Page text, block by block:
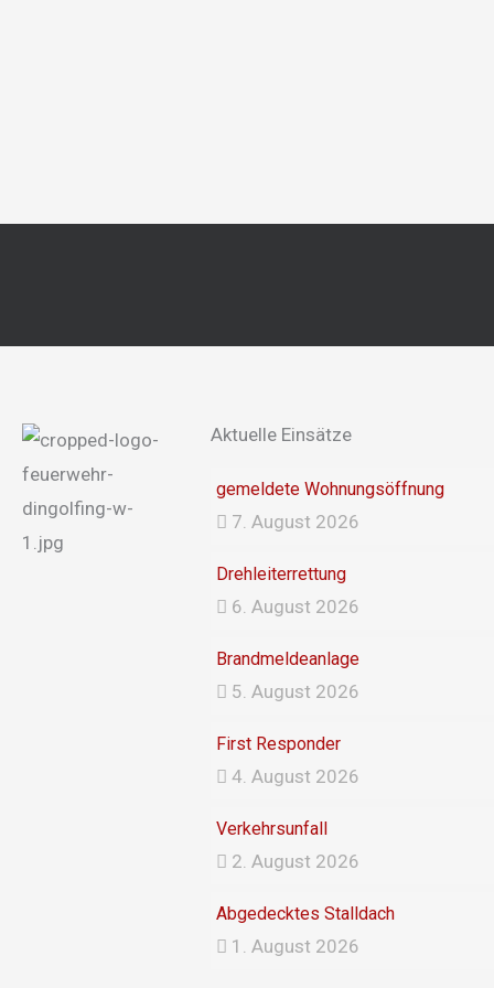
Aktuelle Einsätze
gemeldete Wohnungsöffnung
7. August 2026
Drehleiterrettung
6. August 2026
Brandmeldeanlage
5. August 2026
First Responder
4. August 2026
Verkehrsunfall
2. August 2026
Abgedecktes Stalldach
1. August 2026